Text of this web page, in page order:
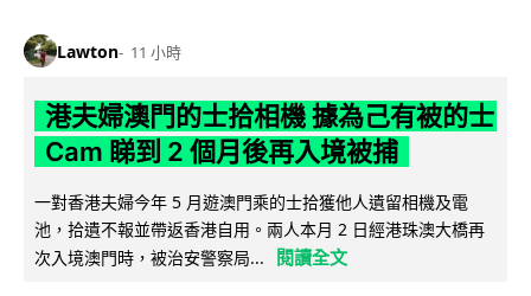
Lawton 11 小時
港夫婦澳門的士拾相機 據為己有被的士
Cam 睇到 2 個月後再入境被捕
一對香港夫婦今年 5 月遊澳門乘的士拾獲他人遺留相機及電
池，拾遺不報並帶返香港自用。兩人本月 2 日經港珠澳大橋再
次入境澳門時，被治安警察局...
閱讀全文